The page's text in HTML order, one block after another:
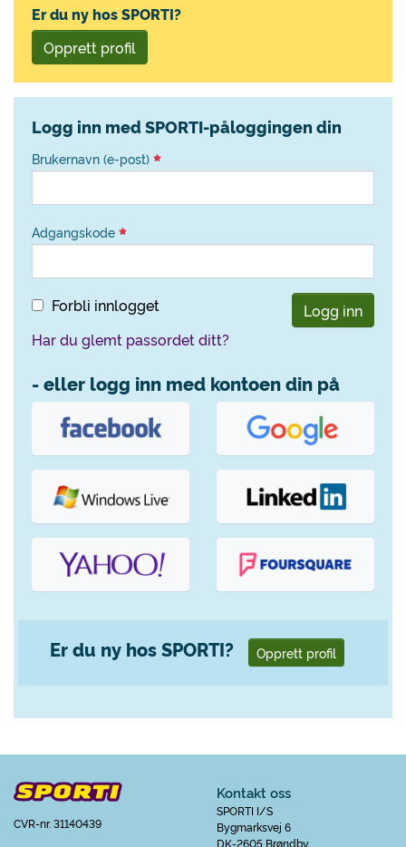
Er du ny hos SPORTI?
Opprett profil
Logg inn med SPORTI-påloggingen din
Brukernavn (e-post)
Adgangskode
Forbli innlogget
Logg inn
Har du glemt passordet ditt?
- eller logg inn med kontoen din på
Er du ny hos SPORTI? Opprett profil
CVR-nr. 31140439
Kontakt oss
SPORTI I/S
Bygmarksvej 6
DK-2605 Brøndby